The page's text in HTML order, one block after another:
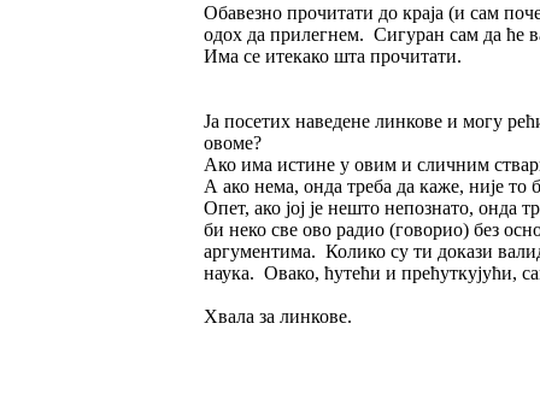
Обавезно прочитати до краја (и сам
одох да прилегнем. Сигуран сам да ће
Има се итекако шта прочитати.
Ја посетих наведене линкове и могу
овоме?
Ако има истине у овим и сличним
А ако нема, онда треба да каже, није
Опет, ако јој је нешто непознато, онда
би неко све ово радио (говорио) без
аргументима. Колико су ти докази
наука. Овако, ћутећи и прећуткујући,
Хвала за линкове.